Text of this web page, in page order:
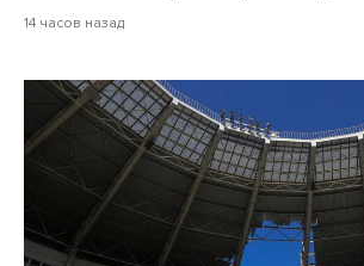
14 часов назад